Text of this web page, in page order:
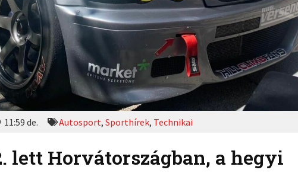
11:59 de. Autosport, Sporthírek, Technikai
lett Horvátországban, a hegyi